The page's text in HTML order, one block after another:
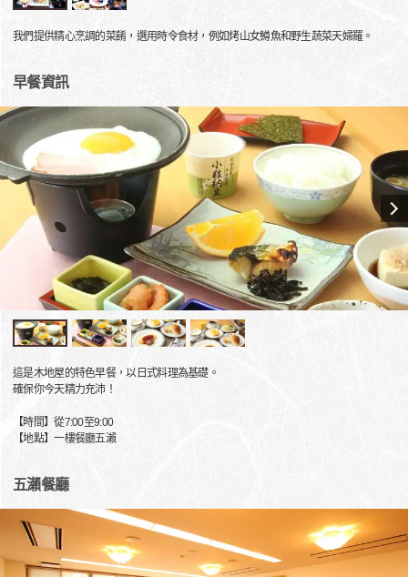
我們提供精心烹調的菜餚，選用時令食材，例如烤山女鱒魚和野生蔬菜天婦羅。
早餐資訊
這是木地屋的特色早餐，以日式料理為基礎。
確保你今天精力充沛！
【時間】從7:00至9:00
【地點】一樓餐廳五瀨
五瀨餐廳